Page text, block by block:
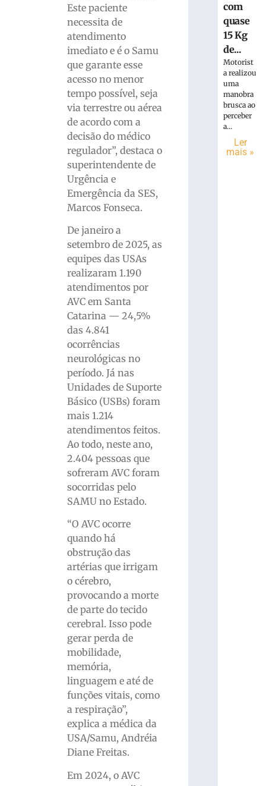
Este paciente
necessita de
atendimento
imediato e é o Samu
que garante esse
acesso no menor
tempo possível, seja
via terrestre ou aérea
de acordo com a
decisão do médico
regulador”, destaca o
superintendente de
Urgência e
Emergência da SES,
Marcos Fonseca.
De janeiro a
setembro de 2025, as
equipes das USAs
realizaram 1.190
atendimentos por
AVC em Santa
Catarina — 24,5%
das 4.841
ocorrências
neurológicas no
período. Já nas
Unidades de Suporte
Básico (USBs) foram
mais 1.214
atendimentos feitos.
Ao todo, neste ano,
2.404 pessoas que
sofreram AVC foram
socorridas pelo
SAMU no Estado.
“O AVC ocorre
quando há
obstrução das
artérias que irrigam
o cérebro,
provocando a morte
de parte do tecido
cerebral. Isso pode
gerar perda de
mobilidade,
memória,
linguagem e até de
funções vitais, como
a respiração”,
explica a médica da
USA/Samu, Andréia
Diane Freitas.
Em 2024, o AVC
com
quase
15 Kg
de...
Motorist
a realizou
uma
manobra
brusca ao
perceber
a...
Ler
mais »